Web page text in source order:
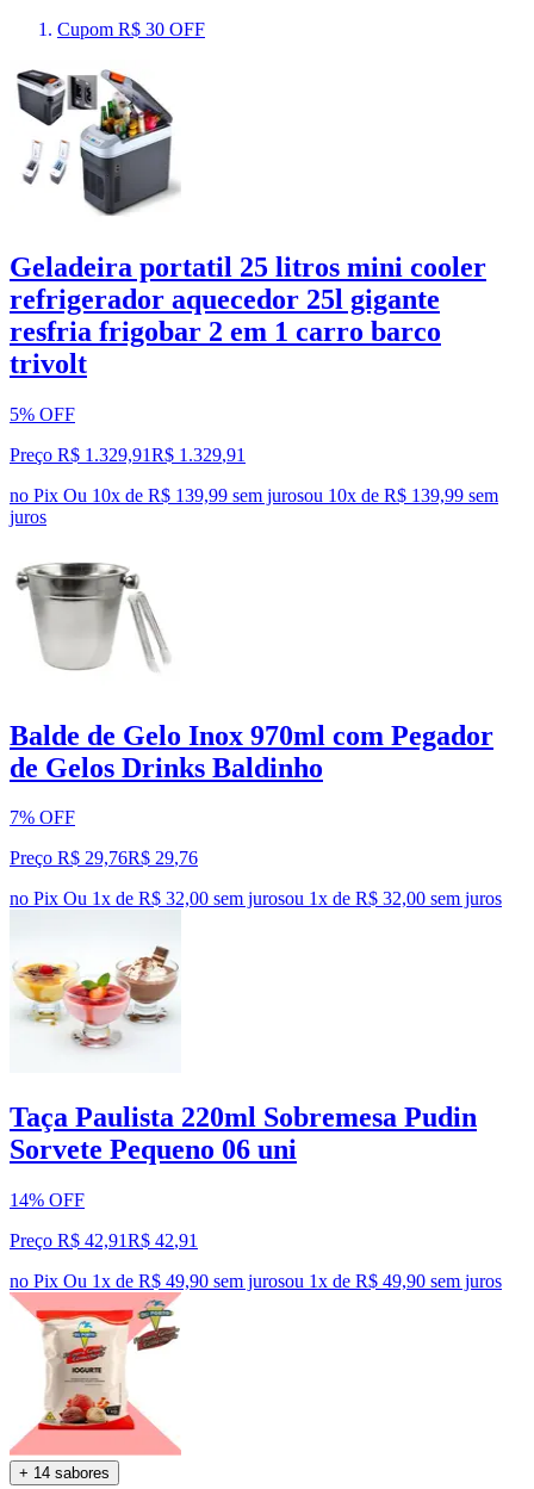
Cupom R$ 30 OFF
Geladeira portatil 25 litros mini cooler
refrigerador aquecedor 25l gigante
resfria frigobar 2 em 1 carro barco
trivolt
5% OFF
Preço R$ 1.329,91R$ 1.329,91
no Pix Ou 10x de R$ 139,99 sem jurosou 10x de R$ 139,99 sem
juros
Balde de Gelo Inox 970ml com Pegador
de Gelos Drinks Baldinho
7% OFF
Preço R$ 29,76R$ 29,76
no Pix Ou 1x de R$ 32,00 sem jurosou 1x de R$ 32,00 sem juros
Taça Paulista 220ml Sobremesa Pudin
Sorvete Pequeno 06 uni
14% OFF
Preço R$ 42,91R$ 42,91
no Pix Ou 1x de R$ 49,90 sem jurosou 1x de R$ 49,90 sem juros
+ 14 sabores